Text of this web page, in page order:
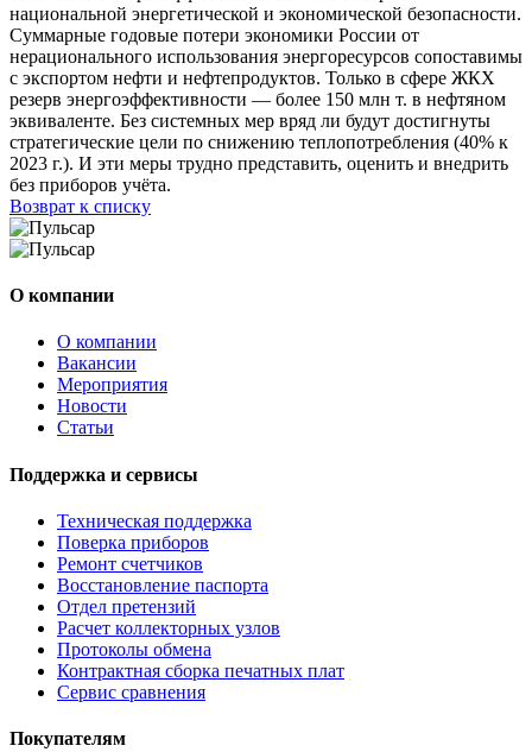
национальной энергетической и экономической безопасности.
Суммарные годовые потери экономики России от
нерационального использования энергоресурсов сопоставимы
с экспортом нефти и нефтепродуктов. Только в сфере ЖКХ
резерв энергоэффективности — более 150 млн т. в нефтяном
эквиваленте. Без системных мер вряд ли будут достигнуты
стратегические цели по снижению теплопотребления (40% к
2023 г.). И эти меры трудно представить, оценить и внедрить
без приборов учёта.
Возврат к списку
О компании
О компании
Вакансии
Мероприятия
Новости
Статьи
Поддержка и сервисы
Техническая поддержка
Поверка приборов
Ремонт счетчиков
Восстановление паспорта
Отдел претензий
Расчет коллекторных узлов
Протоколы обмена
Контрактная сборка печатных плат
Сервис сравнения
Покупателям